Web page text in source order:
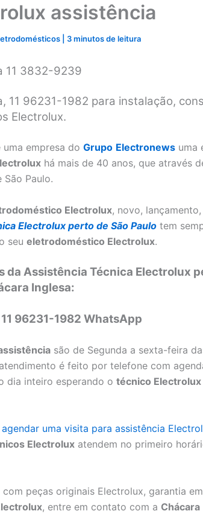
assistência
3 minutos de leitura
11 3832-9239
11 96231-1982 para instalação,
Electrolux.
uma empresa do Grupo Electronews uma
há mais de 40 anos, que através
Paulo.
Electrolux, novo,
Electrolux perto de São Paulo tem
seu eletrodoméstico Electrolux.
da Assistência Técnica Electrolux
Inglesa:
96231-1982 WhatsApp
são de Segunda a sexta-feira
é feito por telefone com
dia inteiro esperando o técnico Electrolux
agendar uma visita para assistência
Electrolux atendem no primeiro
com peças originais Electrolux, garantia
, entre em contato com a Chácara